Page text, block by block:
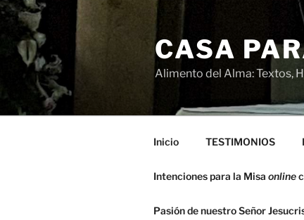
Saltar
contenido
CASA
Alimento del Alma: Textos,
Inicio TESTIMONIOS
Intenciones para la Misa online
Pasión de nuestro Señor